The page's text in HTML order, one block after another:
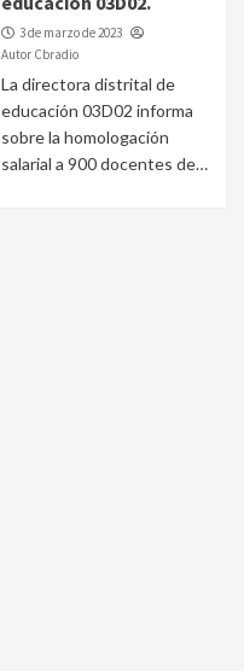
3 de marzo de 2023
Autor Cbradio
La directora distrital de
educación 03D02 informa
sobre la homologación
salarial a 900 docentes de…